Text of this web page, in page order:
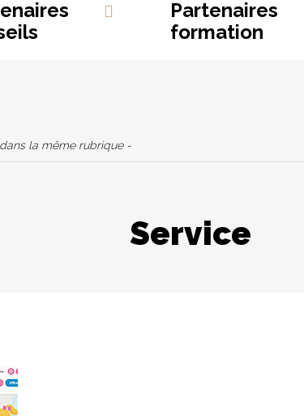
Partenaires
formation
la même rubrique -
Service